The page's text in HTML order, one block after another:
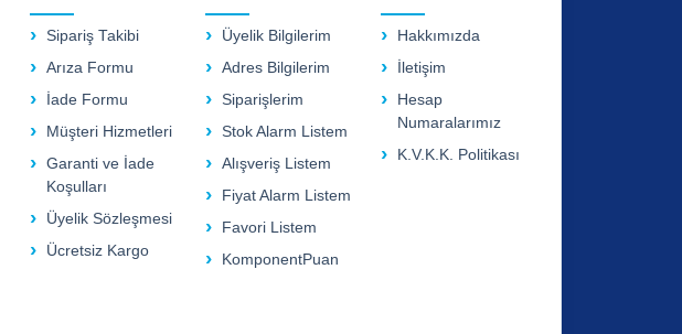
Sipariş Takibi
Arıza Formu
İade Formu
Müşteri Hizmetleri
Garanti ve İade
Koşulları
Üyelik Sözleşmesi
Ücretsiz Kargo
Üyelik Bilgilerim
Adres Bilgilerim
Siparişlerim
Stok Alarm Listem
Alışveriş Listem
Fiyat Alarm Listem
Favori Listem
KomponentPuan
Hakkımızda
İletişim
Hesap
Numaralarımız
K.V.K.K. Politikası